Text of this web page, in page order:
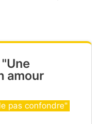
amour
pas confondre"